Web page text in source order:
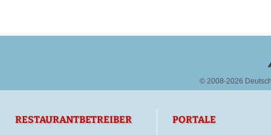
© 2008-2026
RESTAURANTBETREIBER PORTALE